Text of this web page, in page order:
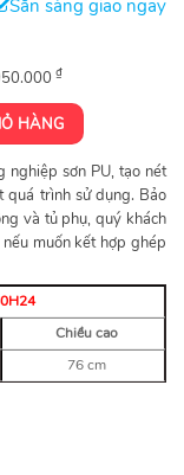
Sẵn sàng giao ngay
₫
HÀNG
nghiệp sơn PU, tạo nét
quá trình sử dụng. Bảo
và tủ phụ, quý khách
muốn kết hợp ghép
Chiều cao
76 cm